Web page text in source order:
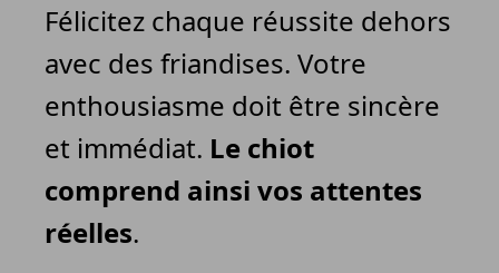
Félicitez chaque réussite dehors
avec des friandises. Votre
enthousiasme doit être sincère
et immédiat. Le chiot
comprend ainsi vos attentes
réelles.